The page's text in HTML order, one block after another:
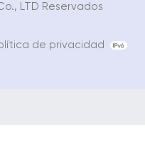
LTD Reservados
de privacidad